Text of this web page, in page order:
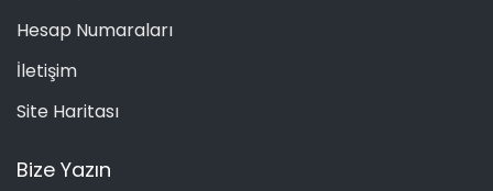
Hesap Numaraları
İletişim
Site Haritası
Bize Yazın